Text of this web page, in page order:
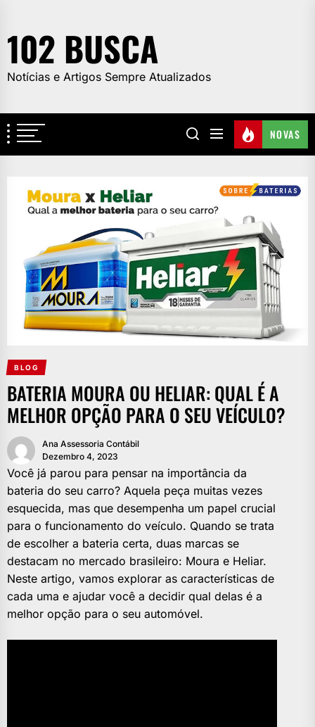
the
content
102 BUSCA
Notícias e Artigos Sempre Atualizados
NOVAS
BLOG
BATERIA MOURA OU HELIAR: QUAL É A
MELHOR OPÇÃO PARA O SEU VEÍCULO?
Ana Assessoria Contábil
Dezembro 4, 2023
Você já parou para pensar na importância da
bateria do seu carro? Aquela peça muitas vezes
esquecida, mas que desempenha um papel crucial
para o funcionamento do veículo. Quando se trata
de escolher a bateria certa, duas marcas se
destacam no mercado brasileiro: Moura e Heliar.
Neste artigo, vamos explorar as características de
cada uma e ajudar você a decidir qual delas é a
melhor opção para o seu automóvel.